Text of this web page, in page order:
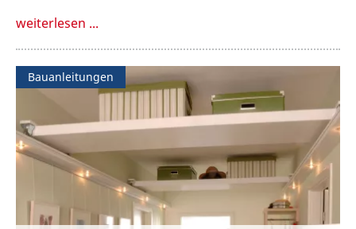
weiterlesen ...
Bauanleitungen